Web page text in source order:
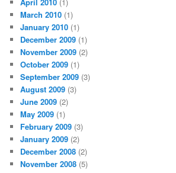
March 2010 (1)
January 2010 (1)
December 2009 (1)
November 2009 (2)
October 2009 (1)
September 2009 (3)
August 2009 (3)
June 2009 (2)
May 2009 (1)
February 2009 (3)
January 2009 (2)
December 2008 (2)
November 2008 (5)